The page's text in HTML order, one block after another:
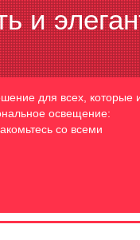
и
для всех, которые
освещение:
со всеми